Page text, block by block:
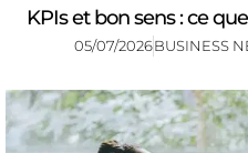
KPIs et bon sens : ce
05/07/2026BUSINESS